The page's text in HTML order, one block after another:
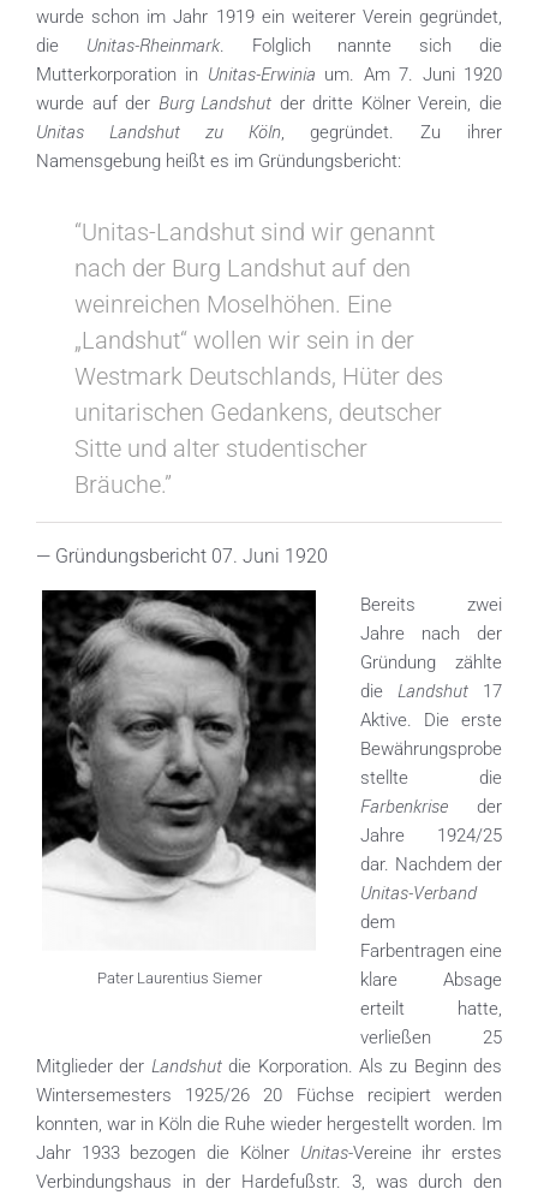
wurde schon im Jahr 1919 ein weiterer Verein gegründet,
die Unitas-Rheinmark. Folglich nannte sich die
Mutterkorporation in Unitas-Erwinia um. Am 7. Juni 1920
wurde auf der Burg Landshut der dritte Kölner Verein, die
Unitas Landshut zu Köln, gegründet. Zu ihrer
Namensgebung heißt es im Gründungsbericht:
“Unitas-Landshut sind wir genannt
nach der Burg Landshut auf den
weinreichen Moselhöhen. Eine
„Landshut“ wollen wir sein in der
Westmark Deutschlands, Hüter des
unitarischen Gedankens, deutscher
Sitte und alter studentischer
Bräuche.”
— Gründungsbericht 07. Juni 1920
Pater Laurentius Siemer
Bereits zwei
Jahre nach der
Gründung zählte
die Landshut 17
Aktive. Die erste
Bewährungsprobe
stellte die
Farbenkrise der
Jahre 1924/25
dar. Nachdem der
Unitas-Verband
dem
Farbentragen eine
klare Absage
erteilt hatte,
verließen 25
Mitglieder der Landshutdie Korporation. Als zu Beginn des
Wintersemesters 1925/26 20 Füchse recipiert werden
konnten, war in Köln die Ruhe wieder hergestellt worden. Im
Jahr 1933 bezogen die Kölner Unitas-Vereine ihr erstes
Verbindungshaus in der Hardefußstr. 3, was durch den